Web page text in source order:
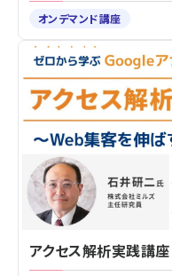
オンデマンド講座
アクセス解析実践講座